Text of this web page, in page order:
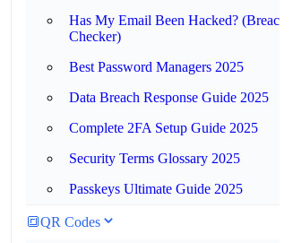
Has My Email Been Hacked? (Breach
Checker)
Best Password Managers 2025
Data Breach Response Guide 2025
Complete 2FA Setup Guide 2025
Security Terms Glossary 2025
Passkeys Ultimate Guide 2025
🔳QR Codes